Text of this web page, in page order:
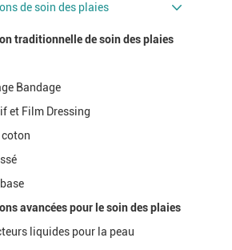
de soin des plaies
traditionnelle de soin des plaies
Bandage
et Film Dressing
avancées pour le soin des plaies
liquides pour la peau